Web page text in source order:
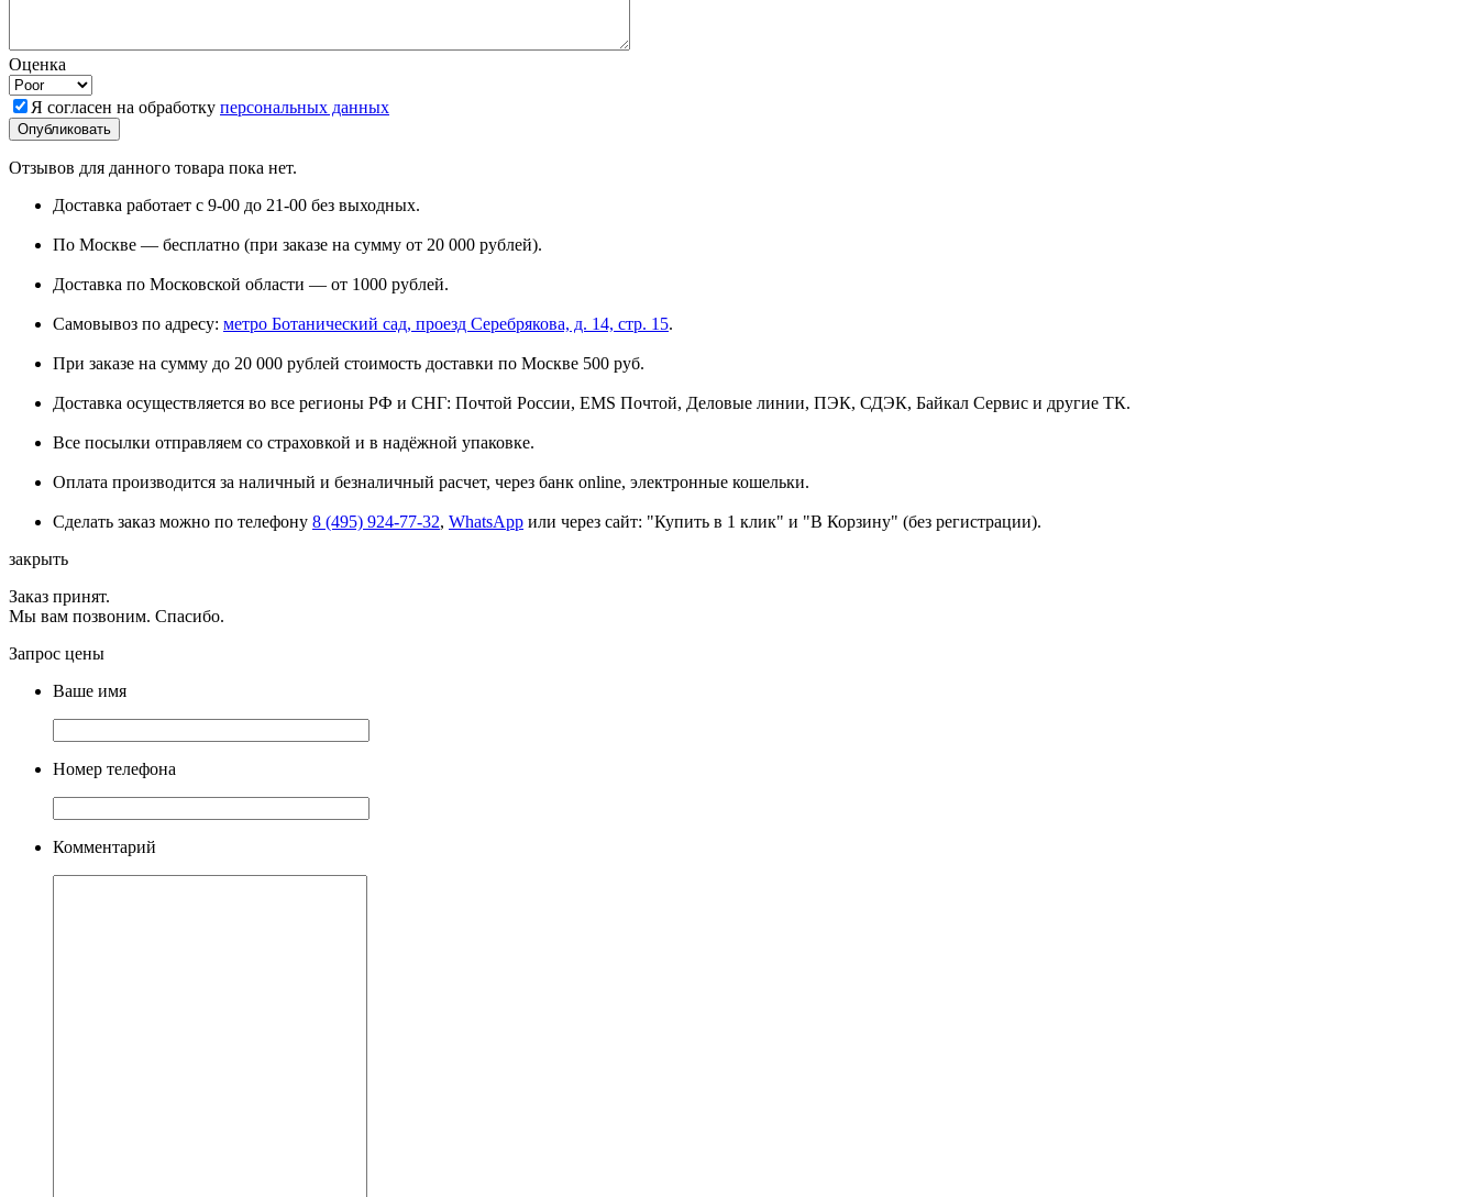
Оценка
Я согласен на обработку персональных данных
Отзывов для данного товара пока нет.
Доставка работает с 9-00 до 21-00 без выходных.
По Москве — бесплатно (при заказе на сумму от 20 000 рублей).
Доставка по Московской области — от 1000 рублей.
Самовывоз по адресу: метро Ботанический сад, проезд Серебрякова, д. 14, стр. 15.
При заказе на сумму до 20 000 рублей стоимость доставки по Москве 500 руб.
Доставка осуществляется во все регионы РФ и СНГ: Почтой России, EMS Почтой, Деловые линии, ПЭК, СДЭК, Байкал Сервис и другие ТК.
Все посылки отправляем со страховкой и в надёжной упаковке.
Оплата производится за наличный и безналичный расчет, через банк online, электронные кошельки.
Сделать заказ можно по телефону 8 (495) 924-77-32, WhatsApp или через сайт: "Купить в 1 клик" и "В Корзину" (без регистрации).
закрыть
Заказ принят.
Мы вам позвоним. Спасибо.
Запрос цены
Ваше имя
Номер телефона
Комментарий